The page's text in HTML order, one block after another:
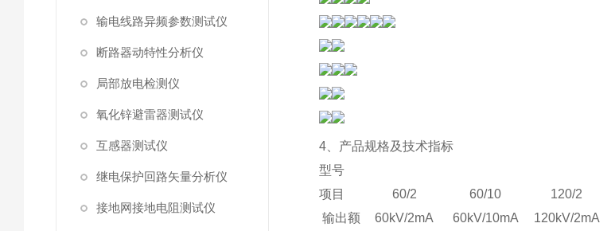
输电线路异频参数测试仪
断路器动特性分析仪
局部放电检测仪
氧化锌避雷器测试仪
互感器测试仪
继电保护回路矢量分析仪
接地网接地电阻测试仪
4、产品规格及技术指标
型号
项目
60/2 60/10 120/2
输出额
60kV/2mA 60kV/10mA 120kV/2mA